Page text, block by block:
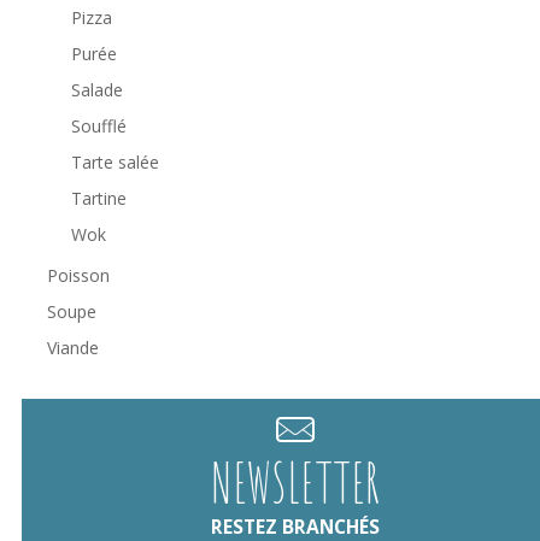
Pizza
Purée
Salade
Soufflé
Tarte salée
Tartine
Wok
Poisson
Soupe
Viande
NEWSLETTER
RESTEZ BRANCHÉS